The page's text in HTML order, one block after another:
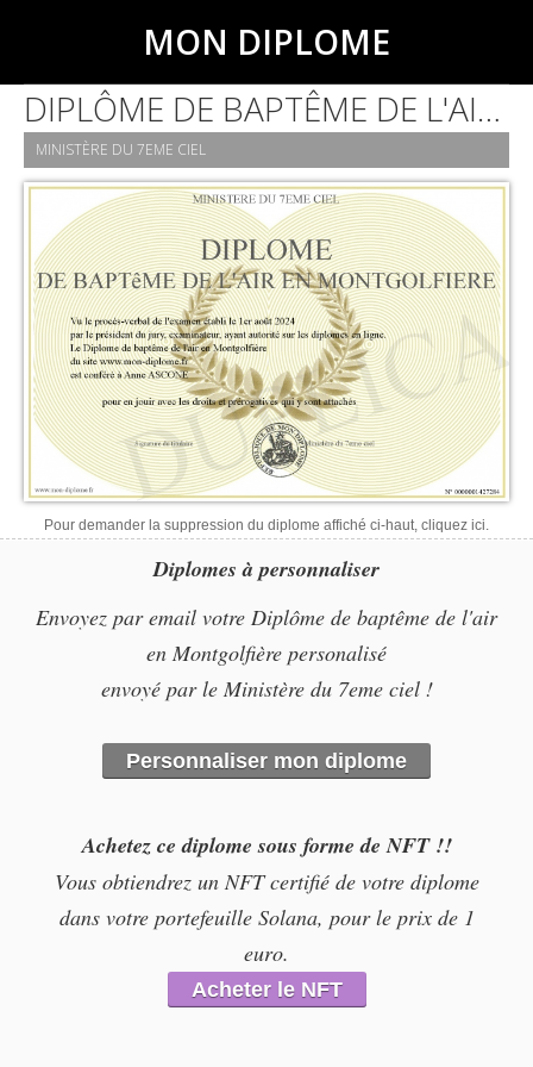
MON DIPLOME
DIPLÔME DE BAPTÊME DE L'AIR EN MONTGOLFIÈRE
MINISTÈRE DU 7EME CIEL
Pour demander la suppression du diplome affiché ci-haut, cliquez ici.
Diplomes à personnaliser
Envoyez par email votre Diplôme de baptême de l'air
en Montgolfière personalisé
envoyé par le Ministère du 7eme ciel !
Personnaliser mon diplome
Achetez ce diplome sous forme de NFT !!
Vous obtiendrez un NFT certifié de votre diplome
dans votre portefeuille Solana, pour le prix de 1
euro.
Acheter le NFT